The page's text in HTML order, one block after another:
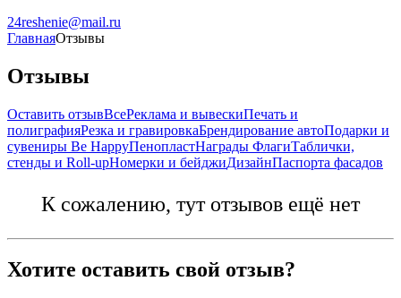
24reshenie@mail.ru
ГлавнаяОтзывы
Отзывы
Оставить отзывВсеРеклама и вывескиПечать и
полиграфияРезка и гравировкаБрендирование автоПодарки и
сувениры Be HappyПенопластНаграды ФлагиТаблички,
стенды и Roll-upНомерки и бейджиДизайнПаспорта фасадов
К сожалению, тут отзывов ещё нет
Хотите оставить свой отзыв?